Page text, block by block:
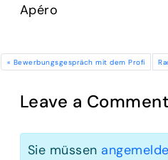
Apéro
Bewerbungsgespräch mit dem Profi
Leave a Comment
Sie müssen